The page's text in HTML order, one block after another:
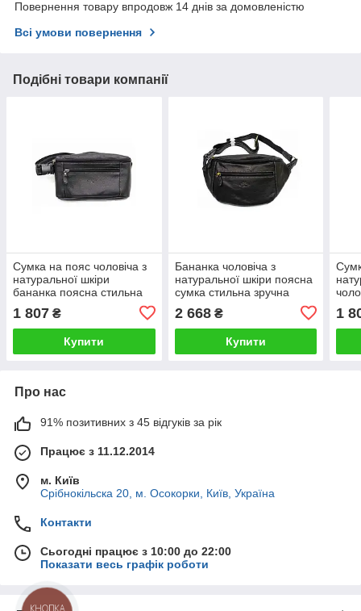
Повернення товару впродовж 14 днів за домовленістю
Всі умови повернення
Подібні товари компанії
Сумка на пояс чоловіча з
натуральної шкіри
бананка поясна стильна
1 807 ₴
Купити
Бананка чоловіча з
натуральної шкіри поясна
сумка стильна зручна
2 668₴
Купити
1
Про нас
91% позитивних з 45 відгуків за рік
Працює з 11.12.2014
м. Київ
Срібнокільска 20, м. Осокорки, Київ, Україна
Контакти
Сьогодні працює з 10:00 до 22:00
Показати весь графік роботи
КНОПКА